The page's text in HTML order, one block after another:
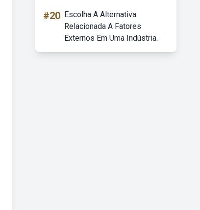
#20 Escolha A Alternativa
Relacionada A Fatores
Externos Em Uma Indústria.